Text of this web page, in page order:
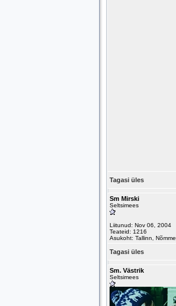
Tagasi üles
Sm Mirski
Seltsimees
Liitunud: Nov 06, 2004
Teateid: 1216
Asukoht: Tallinn, Nõmme
Tagasi üles
Sm. Västrik
Seltsimees